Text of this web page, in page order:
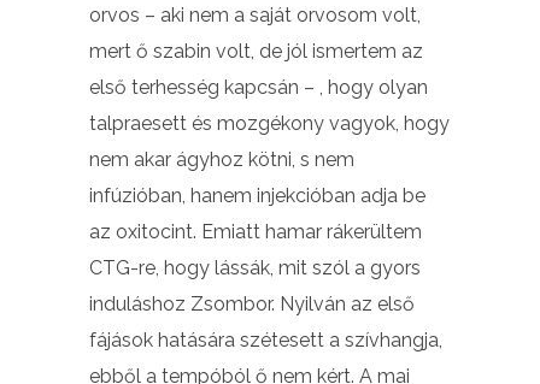
orvos – aki nem a saját orvosom volt,
mert ő szabin volt, de jól ismertem az
első terhesség kapcsán – , hogy olyan
talpraesett és mozgékony vagyok, hogy
nem akar ágyhoz kötni, s nem
infúzióban, hanem injekcióban adja be
az oxitocint. Emiatt hamar rákerültem
CTG-re, hogy lássák, mit szól a gyors
induláshoz Zsombor. Nyilván az első
fájások hatására szétesett a szívhangja,
ebből a tempóból ő nem kért. A mai